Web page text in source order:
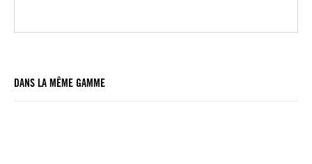
DANS LA MÊME GAMME